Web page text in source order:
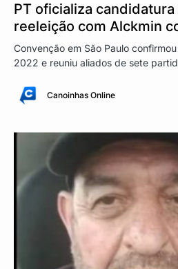
PT oficializa candidatura
reeleição com Alckmin
Convenção em São Paulo
2022 e reuniu aliados de sete
Canoinhas Online